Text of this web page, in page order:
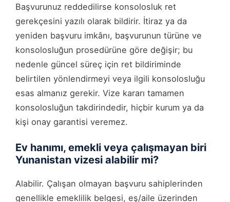
Başvurunuz reddedilirse konsolosluk ret
gerekçesini yazılı olarak bildirir. İtiraz ya da
yeniden başvuru imkânı, başvurunun türüne ve
konsolosluğun prosedürüne göre değişir; bu
nedenle güncel süreç için ret bildiriminde
belirtilen yönlendirmeyi veya ilgili konsolosluğu
esas almanız gerekir. Vize kararı tamamen
konsolosluğun takdirindedir, hiçbir kurum ya da
kişi onay garantisi veremez.
Ev hanımı, emekli veya çalışmayan biri
Yunanistan vizesi alabilir mi?
Alabilir. Çalışan olmayan başvuru sahiplerinden
genellikle emeklilik belgesi, eş/aile üzerinden